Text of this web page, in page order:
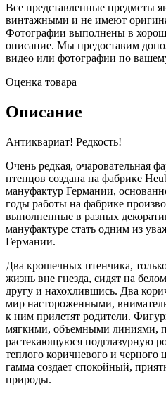
Все представленные предметы
винтажными и не имеют
Фотографии выполнены в
описание. Мы предоставим
видео или фотографии по
Оценка товара
Описание
Антиквариат! Редкость!
Очень редкая, очаровательная
птенцов создана на фабрике
мануфактур Германии,
годы работы на фабрике
выполненные в разных
мануфактуре стать одним из
Германии.
Два крошечных птенчика,
жизнь вне гнезда, сидят на
другу и нахохлившись. Два
мир настороженными,
к ним прилетят родители.
мягкими, объемными линиями,
растекающуюся подглазурную
теплого коричневого и черного
гамма создает спокойный,
природы.